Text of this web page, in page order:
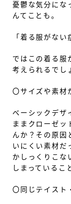
憂鬱な気分にな
んてことも。
「着る服がな
ではこの着る服
考えられるでし
〇サイズや素材
ベーシックデザ
ままクローゼッ
んか？その原因
いにくい素材だ
かしっくりこな
しまっているこ
〇同じテイスト